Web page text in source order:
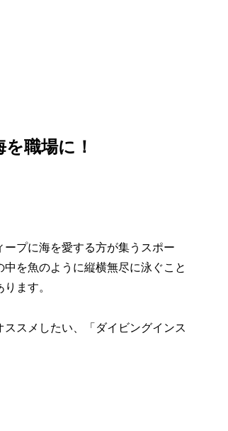
職場に！
プに海を愛する方が集うスポー
を魚のように縦横無尽に泳ぐこと
ます。
スメしたい、「ダイビングインス